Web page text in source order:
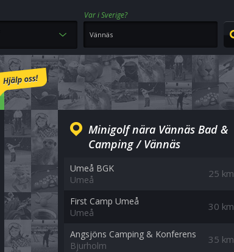
Var i Sverige?
Minigolf nära Vännäs Bad &
Camping / Vännäs
Umeå BGK
Umeå
25 km
First Camp Umeå
Umeå
30 km
Angsjöns Camping & Konferens
Bjurholm
35 km